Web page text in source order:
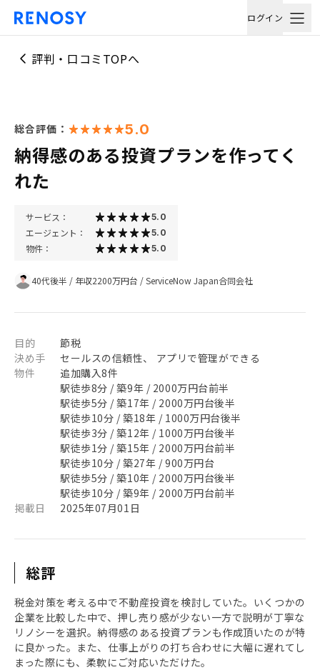
ログイン
評判・口コミTOPへ
総合評価： 5.0
納得感のある投資プランを作ってく
れた
サービス： 5.0
エージェント： 5.0
物件： 5.0
40代後半 / 年収2200万円台 /ServiceNow Japan合同会社
目的
節税
決め手
セールスの信頼性、 アプリで管理ができる
物件
追加購入8件
駅徒歩8分 / 築9年 / 2000万円台前半
駅徒歩5分 / 築17年 / 2000万円台後半
駅徒歩10分 / 築18年 / 1000万円台後半
駅徒歩3分 / 築12年 / 1000万円台後半
駅徒歩1分 / 築15年 / 2000万円台前半
駅徒歩10分 / 築27年 / 900万円台
駅徒歩5分 / 築10年 / 2000万円台後半
駅徒歩10分 / 築9年 / 2000万円台前半
掲載日
2025年07月01日
総評
税金対策を考える中で不動産投資を検討していた。いくつかの
企業を比較した中で、押し売り感が少ない一方で説明が丁寧な
リノシーを選択。納得感のある投資プランも作成頂いたのが特
に良かった。また、仕事上がりの打ち合わせに大幅に遅れてし
まった際にも、柔軟にご対応いただけた。